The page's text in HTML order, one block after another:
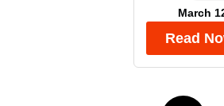
March
Read